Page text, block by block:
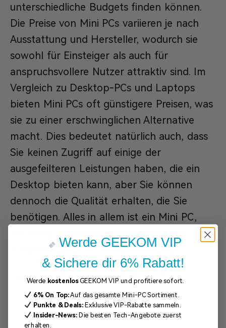
unterschiedliche Budgets finden können.
Die Preise von Mini PCs variieren je nach
Ausstattung und Hersteller, wodurch sie
sowohl für Einsteiger als auch für
anspruchsvollere Nutzer attraktiv sind. Im
Vergleich zu Desktop-PCs und Laptops
bieten Mini PCs oft günstigere Preisen, was
sie zu einer erschwinglichen Alternative
macht. Dies bedeutet natürlich auch, dass
Sie keinen Zugriff auf einige der
ausgefeilteren Leistungen haben, die ein
Desktop bieten kann, aber Sie können
dennoch die Qualität erhalten, die Sie
benötigen. Alles in allem ist ein Mini PC,
budgetfreundlich.
Das könnte Sie auch interessieren:
Warum Mini PCs das beste Desktop-Upgrade sind,
das Sie verpasst haben
Werde GEEKOM VIP
& Sichere dir 6% Rabatt!
Werde kostenlosGEEKOM VIP und profitiere sofort.
6% On Top:Auf das gesamte Mini-PC Sortiment.
Punkte & Deals:Exklusive VIP-Rabatte sammeln.
Insider-News:Die besten Tech-Angebote zuerst
erhalten.